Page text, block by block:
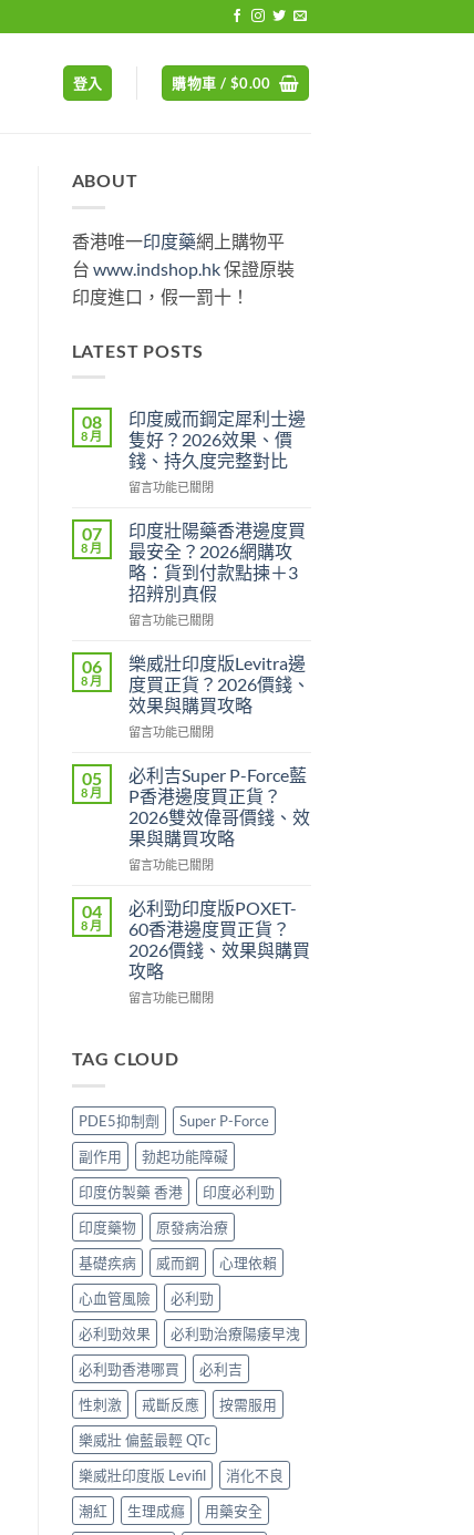
登入 購物車 / $0.00
ABOUT
香港唯一印度藥網上購物平
台 www.indshop.hk保證原裝
印度進口，假一罰十！
LATEST POSTS
08
8 月
印度威而鋼定犀利士邊
隻好？2026效果、價
錢、持久度完整對比
在
度
威
而
鋼
定
犀
士
邊
隻
好？
2026
果、
價
錢、
持
久
度
整
對
比〉
中
留言功能已關閉
07
8 月
印度壯陽藥香港邊度買
最安全？2026網購攻
略：貨到付款點揀＋3
招辨別真假
在
度
壯
陽
藥
香
邊
度
買
最
安
全？
網
購
攻
略：
貨
到
點
3
招
辨
別
真
假〉
中
留言功能已關閉
06
8 月
樂威壯印度版Levitra邊
度買正貨？2026價錢、
效果與購買攻略
在
威
壯
印
度
版
Levitra
度
買
正
貨？
2026
價
果
與
買
攻
略〉
留言功能已關閉
05
8 月
必利吉Super P-Force藍
P香港邊度買正貨？
2026雙效偉哥價錢、效
果與購買攻略
在
利
吉
Super
P-
Force
藍
港
買
正
貨？
2026
雙
效
偉
哥
價
錢、
效
果
與
購
買
攻
略〉
中
留言功能已關閉
04
8 月
必利勁印度版POXET-
60香港邊度買正貨？
2026價錢、效果與購買
攻略
在
勁
版
POXET-
60
香
港
邊
度
買
正
貨？
2026
價
錢、
效
果
與
買
攻
略〉
中
留言功能已關閉
TAG CLOUD
PDE5抑制劑
Super P-Force
副作用
勃起功能障礙
印度仿製藥 香港
印度必利勁
印度藥物
原發病治療
基礎疾病
威而鋼
心理依賴
心血管風險
必利勁
必利勁效果
必利勁治療陽痿早洩
必利勁香港哪買
必利吉
性刺激
戒斷反應
按需服用
樂威壯 偏藍最輕 QTc
樂威壯印度版 Levifil
消化不良
潮紅
生理成癮
用藥安全